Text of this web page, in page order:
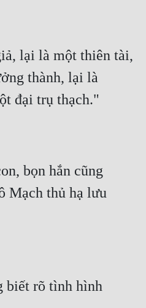
lại là một thiên tài,
thành, lại là
đại trụ thạch."
bọn hắn cũng
Mạch thủ hạ lưu
biết rõ tình hình